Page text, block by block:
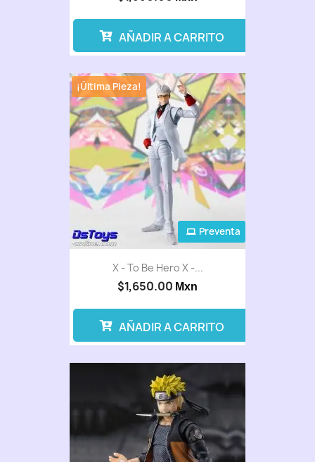
AÑADIR A CARRITO
X - To Be Hero X -...
$1,650.00 Mxn
Preventa
¡Última Pieza!
AÑADIR A CARRITO